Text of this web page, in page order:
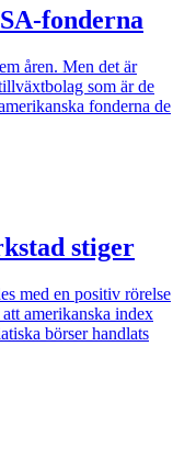
fonderna
åren. Men det är
som är de
fonderna de
stiger
med en positiv rörelse
amerikanska index
börser handlats